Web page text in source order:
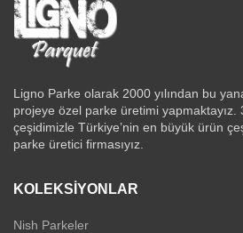
Ligno Parke olarak 2000 yılından bu
projeye özel parke üretimi yapmaktayız.
çeşidimizle Türkiye’nin en büyük ürün
parke üretici firmasıyız.
KOLEKSIYONLAR
Nish Parkeler